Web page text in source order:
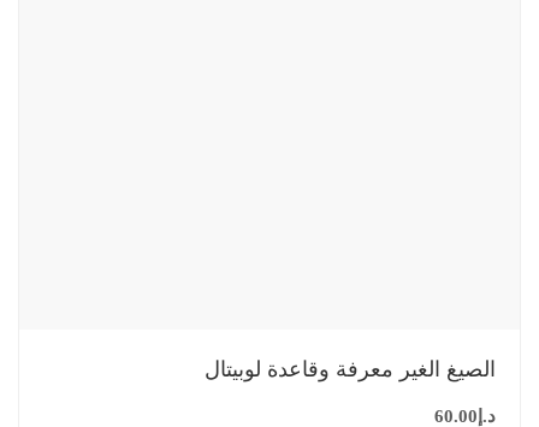
الصيغ الغير معرفة وقاعدة لوبيتال
د.إ 60.00